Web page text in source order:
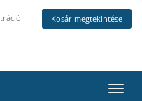
Kosár megtekintése